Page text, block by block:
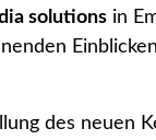
solutions in
des neuen